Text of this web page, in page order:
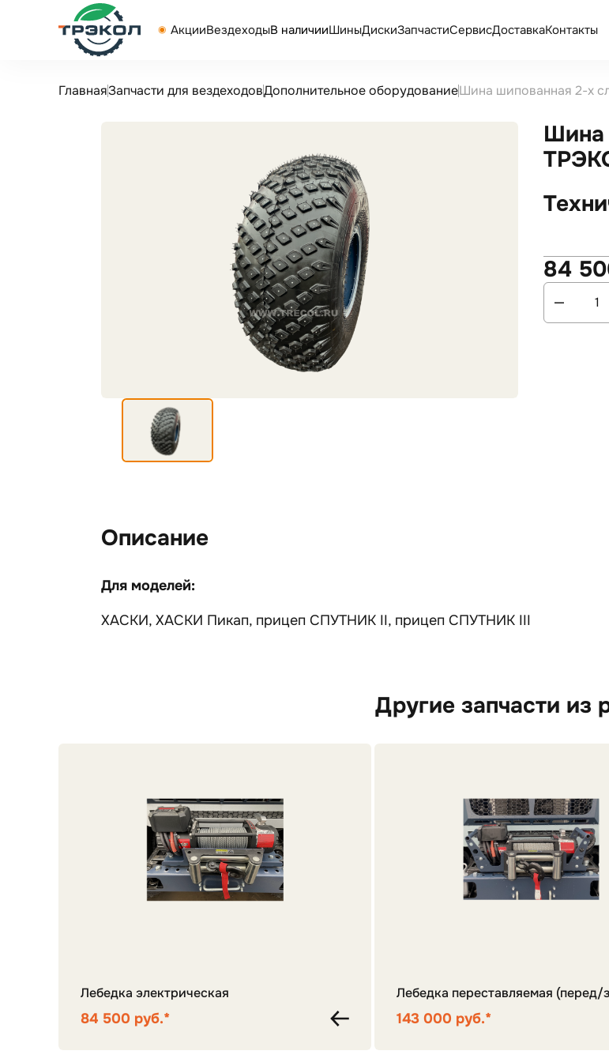
АкцииВездеходыВ наличииШиныДискиЗапчастиСервисДоставкаКонтакты
ГлавнаяЗапчасти для вездеходовДополнительное оборудованиеШина шипованная 2-х
Шина
84
Описание
Для моделей:
ХАСКИ, ХАСКИ Пикап, прицеп СПУТНИК II, прицеп СПУТНИК III
Другие запчасти из
Лебедка электрическая
84 500 руб.*
Лебедка переставляемая (перед/
143 000 руб.*